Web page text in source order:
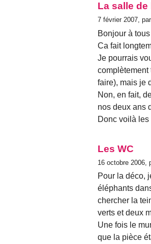
La salle de
7 février 2007,
Bonjour à tous
Ca fait
Je pourrais
complètement
faire), mais je
Non, en fait,
nos deux ans
Donc voilà les
Les WC
16 octobre 2006,
Pour la déco,
éléphants
chercher la
verts et deux
Une fois le
que la pièce